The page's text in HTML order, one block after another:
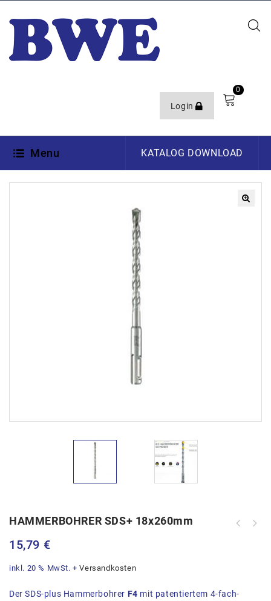
Login
0
Menu KATALOG DOWNLOAD
HAMMERBOHRER SDS+ 18x260mm
15,79 €
inkl. 20 % MwSt. +Versandkosten
Der SDS-plus Hammerbohrer F4 mit patentiertem 4-fach-